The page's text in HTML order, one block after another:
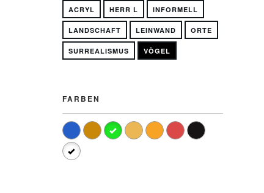
ACRYL HERR L INFORMELL
LANDSCHAFT LEINWAND ORTE
SURREALISMUS VÖGEL
FARBEN